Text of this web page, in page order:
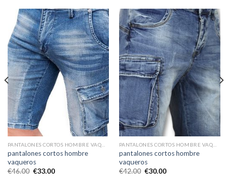
pantalones cortos hombre
vaqueros
€46.00 €33.00
pantalones cortos hombre
vaqueros
€42.00 €30.00